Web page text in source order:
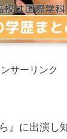
サーリンク
』に出演し